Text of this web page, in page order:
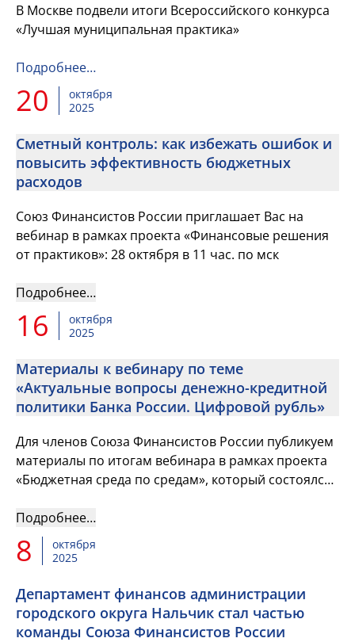
В Москве подвели итоги Всероссийского конкурса
«Лучшая муниципальная практика»
Подробнее…
20
октября
2025
Сметный контроль: как избежать ошибок и
повысить эффективность бюджетных
расходов
Союз Финансистов России приглашает Вас на
вебинар в рамках проекта «Финансовые решения
от практиков»: 28 октября в 11 час. по мск
Подробнее…
16
октября
2025
Материалы к вебинару по теме
«Актуальные вопросы денежно-кредитной
политики Банка России. Цифровой рубль»
Для членов Союза Финансистов России публикуем
материалы по итогам вебинара в рамках проекта
«Бюджетная среда по средам», который состоялся
Подробнее…
8
октября
2025
Департамент финансов администрации
городского округа Нальчик стал частью
команды Союза Финансистов России